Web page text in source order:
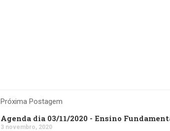
Próxima Postagem
Agenda dia 03/11/2020 - Ensino
3 novembro, 2020